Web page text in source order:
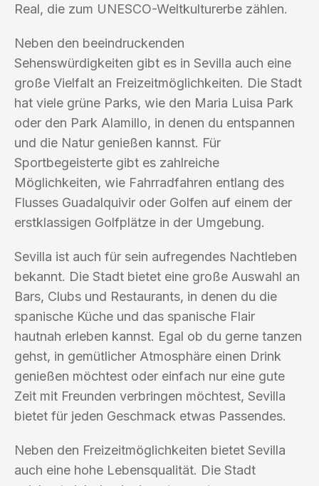
Real, die zum UNESCO-Weltkulturerbe zählen.
Neben den beeindruckenden
Sehenswürdigkeiten gibt es in Sevilla auch eine
große Vielfalt an Freizeitmöglichkeiten. Die Stadt
hat viele grüne Parks, wie den Maria Luisa Park
oder den Park Alamillo, in denen du entspannen
und die Natur genießen kannst. Für
Sportbegeisterte gibt es zahlreiche
Möglichkeiten, wie Fahrradfahren entlang des
Flusses Guadalquivir oder Golfen auf einem der
erstklassigen Golfplätze in der Umgebung.
Sevilla ist auch für sein aufregendes Nachtleben
bekannt. Die Stadt bietet eine große Auswahl an
Bars, Clubs und Restaurants, in denen du die
spanische Küche und das spanische Flair
hautnah erleben kannst. Egal ob du gerne tanzen
gehst, in gemütlicher Atmosphäre einen Drink
genießen möchtest oder einfach nur eine gute
Zeit mit Freunden verbringen möchtest, Sevilla
bietet für jeden Geschmack etwas Passendes.
Neben den Freizeitmöglichkeiten bietet Sevilla
auch eine hohe Lebensqualität. Die Stadt